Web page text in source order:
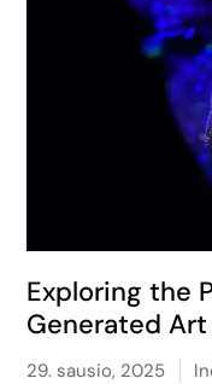
Exploring the
Generated
29. sausio, 2025